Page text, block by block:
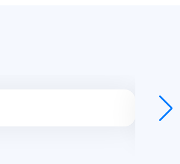
Дом
не